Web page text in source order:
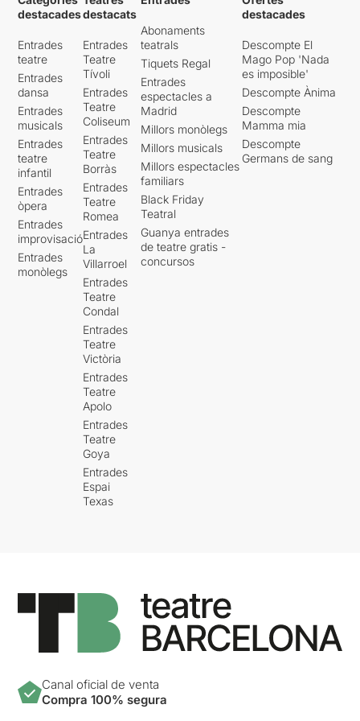
destacades
Entrades
teatre
Entrades
dansa
Entrades
musicals
Entrades
teatre
infantil
Entrades
òpera
Entrades
improvisació
Entrades
monòlegs
destacats
Entrades
Teatre
Tívoli
Entrades
Teatre
Coliseum
Entrades
Teatre
Borràs
Entrades
Teatre
Romea
Entrades
La
Villarroel
Entrades
Teatre
Condal
Entrades
Teatre
Victòria
Entrades
Teatre
Apolo
Entrades
Teatre
Goya
Entrades
Espai
Texas
Abonaments
teatrals
Tiquets Regal
Entrades
espectacles a
Madrid
Millors monòlegs
Millors musicals
Millors espectacles
familiars
Black Friday
Teatral
Guanya entrades
de teatre gratis -
concursos
destacades
Descompte El
Mago Pop 'Nada
es imposible'
Descompte Ànima
Descompte
Mamma mia
Descompte
Germans de sang
Canal oficial de venta
Compra 100% segura